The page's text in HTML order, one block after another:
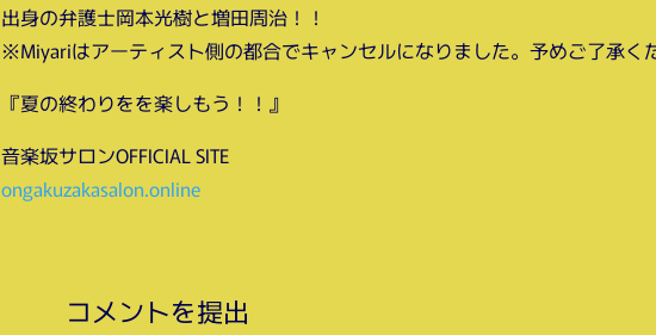
出身の弁護士岡本光樹と増田周治！！
※Miyariはアーティスト側の都合でキャンセルになりました。予めご了承く
『夏の終わりをを楽しもう！！』
音楽坂サロンOFFICIAL SITE
ongakuzakasalon.online
コメントを提出